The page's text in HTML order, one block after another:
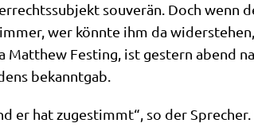
sou­ve­rän. Doch wenn
wer könn­te ihm da
Fest­ing, ist gestern abend
bekanntgab.
er hat zuge­stimmt“, so der